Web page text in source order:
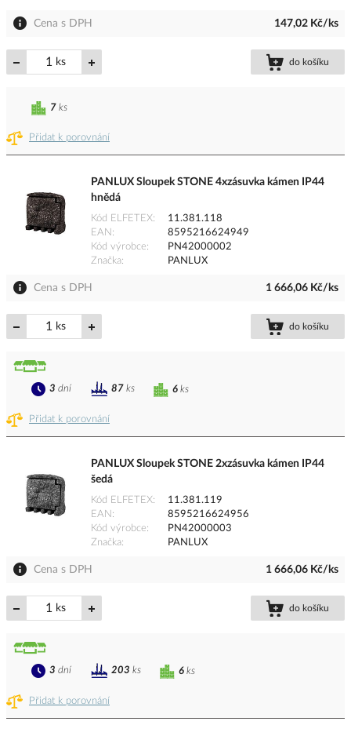
Cena s DPH 147,02 Kč/ks
ks do košíku
Přidat k porovnání
7 ks
PANLUX Sloupek STONE 4xzásuvka kámen IP44
hnědá
Kód ELFETEX
11.381.118
EAN
8595216624949
Kód výrobce
PN42000002
Značka
PANLUX
Cena s DPH 1 666,06 Kč/ks
ks do košíku
Přidat k porovnání
6 ks
3 dní 87 ks
PANLUX Sloupek STONE 2xzásuvka kámen IP44
šedá
Kód ELFETEX
11.381.119
EAN
8595216624956
Kód výrobce
PN42000003
Značka
PANLUX
Cena s DPH 1 666,06 Kč/ks
ks do košíku
Přidat k porovnání
6 ks
3 dní 203 ks